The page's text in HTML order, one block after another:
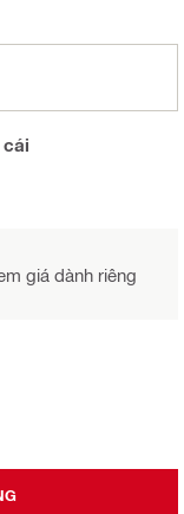
cái
giá dành riêng